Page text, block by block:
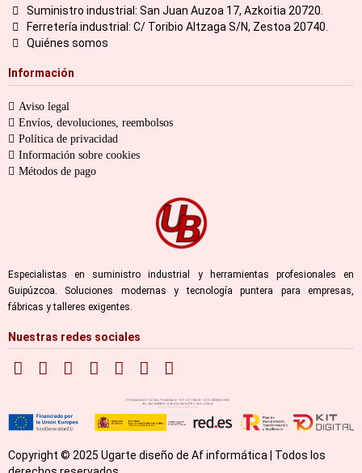
Suministro industrial: San Juan Auzoa 17, Azkoitia 20720.
Ferretería industrial: C/ Toribio Altzaga S/N, Zestoa 20740.
Quiénes somos
Información
Aviso legal
Envíos, devoluciones, reembolsos
Política de privacidad
Información sobre cookies
Métodos de pago
Especialistas en suministro industrial y herramientas profesionales en
Guipúzcoa. Soluciones modernas y tecnología puntera para empresas,
fábricas y talleres exigentes.
Nuestras redes sociales
Copyright © 2025 Ugarte diseño de Af informática | Todos los